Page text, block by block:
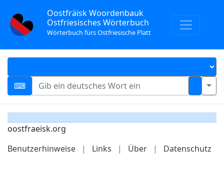
Oostfräisk Woordenbauk
Ostfriesisches Wörterbuch
Wörterbuch fürs Ostfriesische Platt
oostfraeisk.org
Benutzerhinweise
| Links | Über | Datenschutz